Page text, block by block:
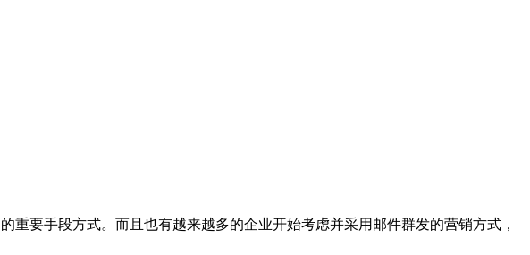
手段方式。而且也有越来越多的企业开始考虑并采用邮件群发的营销方式，